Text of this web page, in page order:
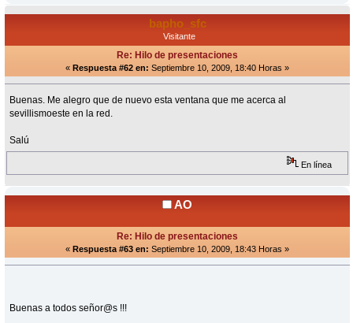
bapho_sfc
Visitante
Re: Hilo de presentaciones
« Respuesta #62 en: Septiembre 10, 2009, 18:40 Horas »
Buenas. Me alegro que de nuevo esta ventana que me acerca al
sevillismoeste en la red.
Salú
En línea
AO
Re: Hilo de presentaciones
« Respuesta #63 en: Septiembre 10, 2009, 18:43 Horas »
Buenas a todos señor@s !!!